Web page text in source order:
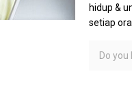
hidup &
setiap
Do you